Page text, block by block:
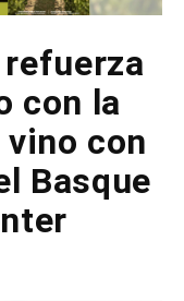
con la
con
Basque